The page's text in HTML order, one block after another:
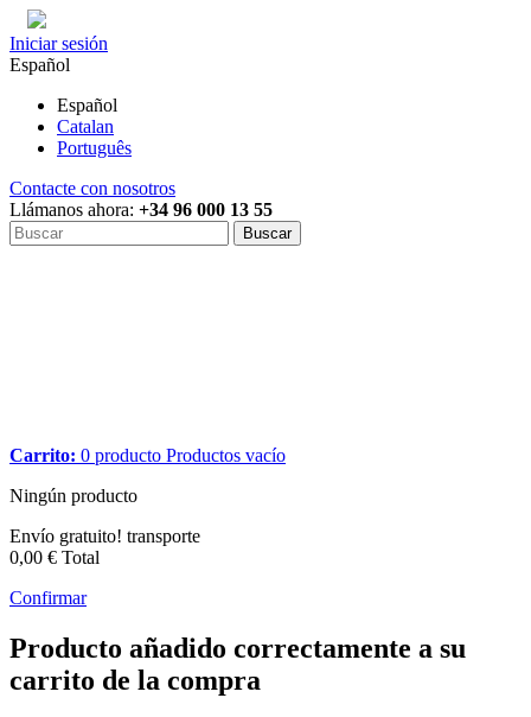
Iniciar sesión
Español
Español
Catalan
Português
Contacte con nosotros
Llámanos ahora: +34 96 000 13 55
Buscar
Carrito: 0 producto Productos vacío
Ningún producto
Envío gratuito! transporte
0,00 € Total
Confirmar
Producto añadido correctamente a su
carrito de la compra